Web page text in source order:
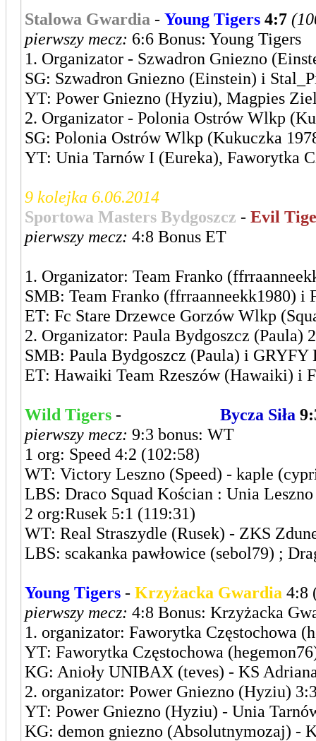
Stalowa Gwardia - Young Tigers 4:7
pierwszy mecz: 6:6 Bonus: Young Tigers
1. Organizator - Szwadron Gniezno
SG: Szwadron Gniezno (Einstein) i
YT: Power Gniezno (Hyziu), Magpies
2. Organizator - Polonia Ostrów Wlkp
SG: Polonia Ostrów Wlkp (Kukuczka
YT: Unia Tarnów I (Eureka), Faworytka
9 kolejka 6.06.2014
Sportowa Masters Bydgoszcz - Evil
pierwszy mecz: 4:8 Bonus ET
1. Organizator: Team Franko
SMB: Team Franko (ffrraanneekk1980)
ET: Fc Stare Drzewce Gorzów Wlkp
2. Organizator: Paula Bydgoszcz (Paula)
SMB: Paula Bydgoszcz (Paula) i
ET: Hawaiki Team Rzeszów (Hawaiki) i
Wild Tigers - Bycza Siła
pierwszy mecz: 9:3 bonus: WT
1 org: Speed 4:2 (102:58)
WT: Victory Leszno (Speed) - kaple
LBS: Draco Squad Kościan : Unia
2 org:Rusek 5:1 (119:31)
WT: Real Straszydle (Rusek) - ZKS
LBS: scakanka pawłowice (sebol79) ;
Young Tigers - Krzyżacka Gwardia 4:8
pierwszy mecz: 4:8 Bonus: Krzyżacka
1. organizator: Faworytka Częstochowa
YT: Faworytka Częstochowa
KG: Anioły UNIBAX (teves) - KS
2. organizator: Power Gniezno (Hyziu)
YT: Power Gniezno (Hyziu) - Unia
KG: demon gniezno (Absolutnymozaj) -